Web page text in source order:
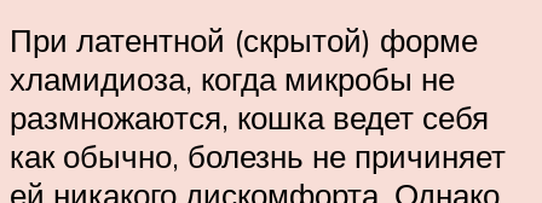
При латентной (скрытой) форме
хламидиоза, когда микробы не
размножаются, кошка ведет себя
как обычно, болезнь не причиняет
ей никакого дискомфорта. Однако